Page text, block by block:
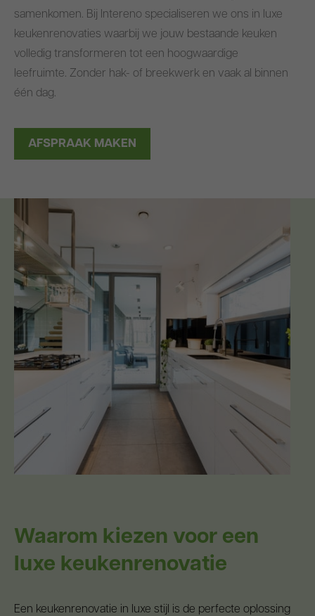
Blog
samenkomen. Bij Intereno specialiseren we ons in luxe
keukenrenovaties waarbij we jouw bestaande keuken
volledig transformeren tot een hoogwaardige
leefruimte. Zonder hak- of breekwerk en vaak al binnen
één dag.
AFSPRAAK MAKEN
Waarom kiezen voor een
luxe keukenrenovatie
Een keukenrenovatie in luxe stijl is de perfecte oplossing